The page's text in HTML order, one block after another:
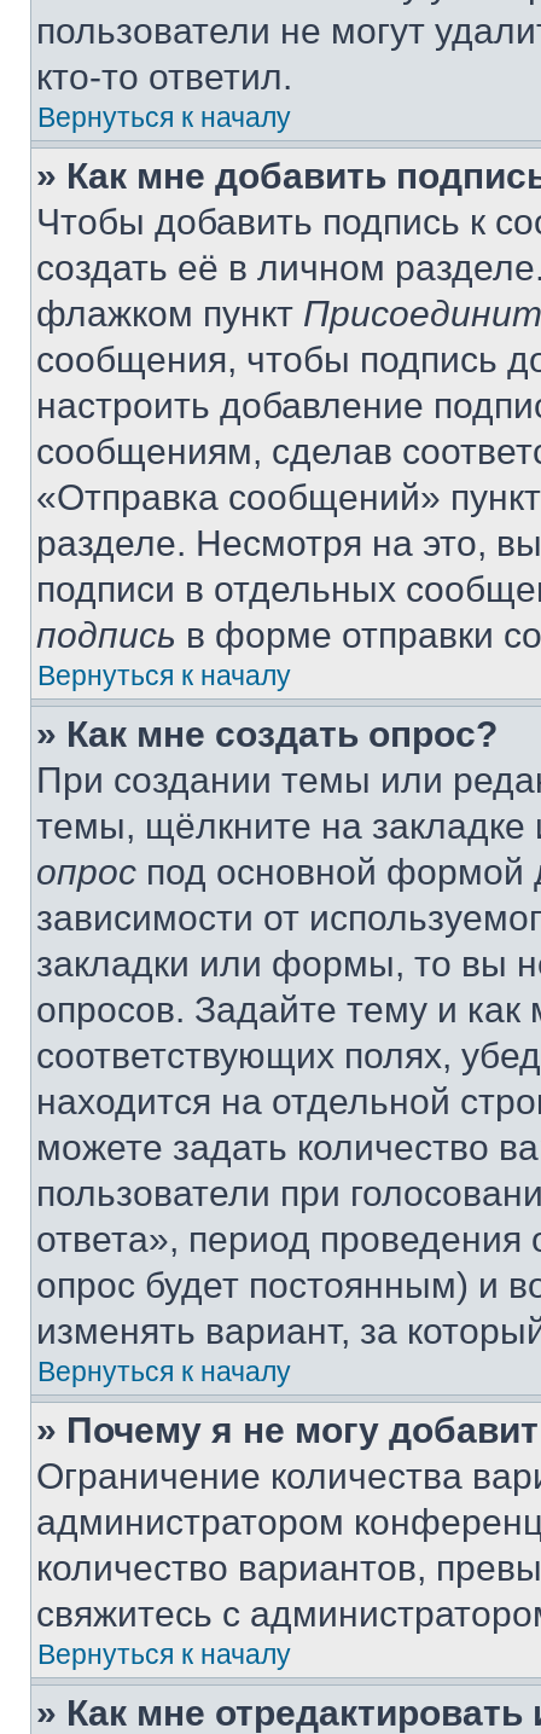
пользователи не могут
кто-то ответил.
Вернуться к началу
» Как мне добавить
Чтобы добавить подпись к
создать её в личном
флажком пункт
сообщения, чтобы подпись
настроить добавление
сообщениям, сделав
«Отправка сообщений»
разделе. Несмотря на это,
подписи в отдельных
подпись в форме отправки
Вернуться к началу
» Как мне создать опрос?
При создании темы или
темы, щёлкните на
опрос под основной формой
зависимости от
закладки или формы, то вы
опросов. Задайте тему и
соответствующих полях,
находится на отдельной
можете задать количество
пользователи при
ответа», период проведения
опрос будет постоянным) и
изменять вариант, за
Вернуться к началу
» Почему я не могу
Ограничение количества
администратором
количество вариантов,
свяжитесь с
Вернуться к началу
» Как мне